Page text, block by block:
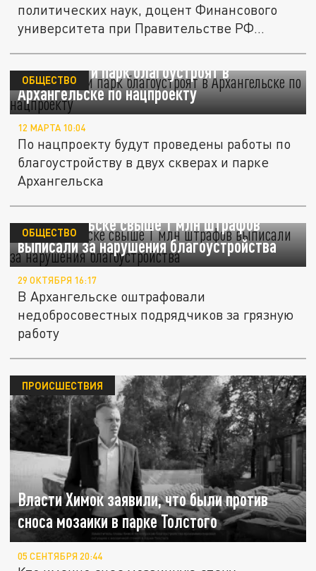
политических наук, доцент Финансового
университета при Правительстве РФ
Два сквера и парк благоустроят в
Архангельске по нацпроекту
ОБЩЕСТВО
12 МАРТА 10:04
По нацпроекту будут проведены работы по
благоустройству в двух скверах и парке
Архангельска
В Архангельске свыше 1 млн штрафов
выписали за нарушения благоустройства
ОБЩЕСТВО
29 ОКТЯБРЯ 16:17
В Архангельске оштрафовали
недобросовестных подрядчиков за грязную
работу
Власти Химок заявили, что были против
сноса мозаики в парке Толстого
ПРОИСШЕСТВИЯ
05 СЕНТЯБРЯ 20:44